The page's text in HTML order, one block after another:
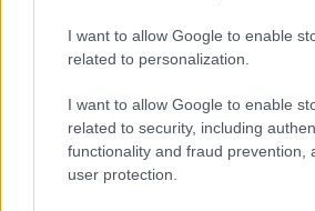
I want to allow Google to enable
related to personalization.
I want to allow Google to enable
related to security, including
functionality and fraud prevention,
user protection.
ajánlom ezt a feszült hangulatú
Gáspár Anna, a Manna
Együttműködés és versengés,
teambuilding – vajon melyik
megmutatni önmagát ezekben a
keresi a választ áprilistól